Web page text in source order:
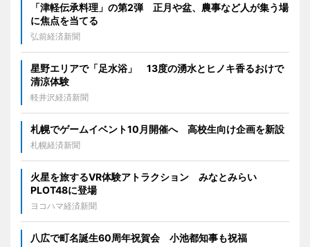
「津軽伝承料理」の第2弾 正月や盆、農事など人が集う場
に焦点を当てる
弘前経済新聞
星野エリアで「足水浴」 13度の湧水とヒノキ香るおけで
清涼体験
軽井沢経済新聞
札幌でゲームイベント10月開催へ 高校生向け企画を新設
札幌経済新聞
火星を旅するVR体験アトラクション みなとみらい
PLOT48に登場
ヨコハマ経済新聞
八広で町名誕生60周年祝賀会 小池都知事も祝福